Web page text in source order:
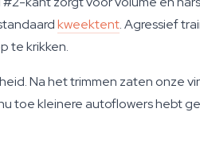
kweektent. Agressief
te krikken.
Na het trimmen zaten onze
toe kleinere autoflowers hebt